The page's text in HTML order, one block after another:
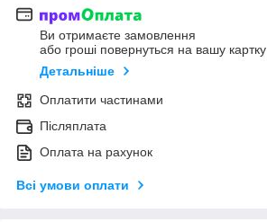
Ви отримаєте замовлення
або гроші повернуться на вашу картку
Детальніше
Оплатити частинами
Післяплата
Оплата на рахунок
Всі умови оплати